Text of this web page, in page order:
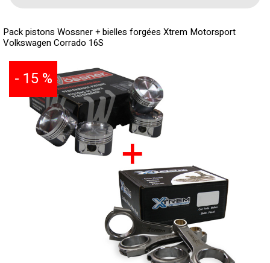
Pack pistons Wossner + bielles forgées Xtrem Motorsport
Volkswagen Corrado 16S
- 15 %